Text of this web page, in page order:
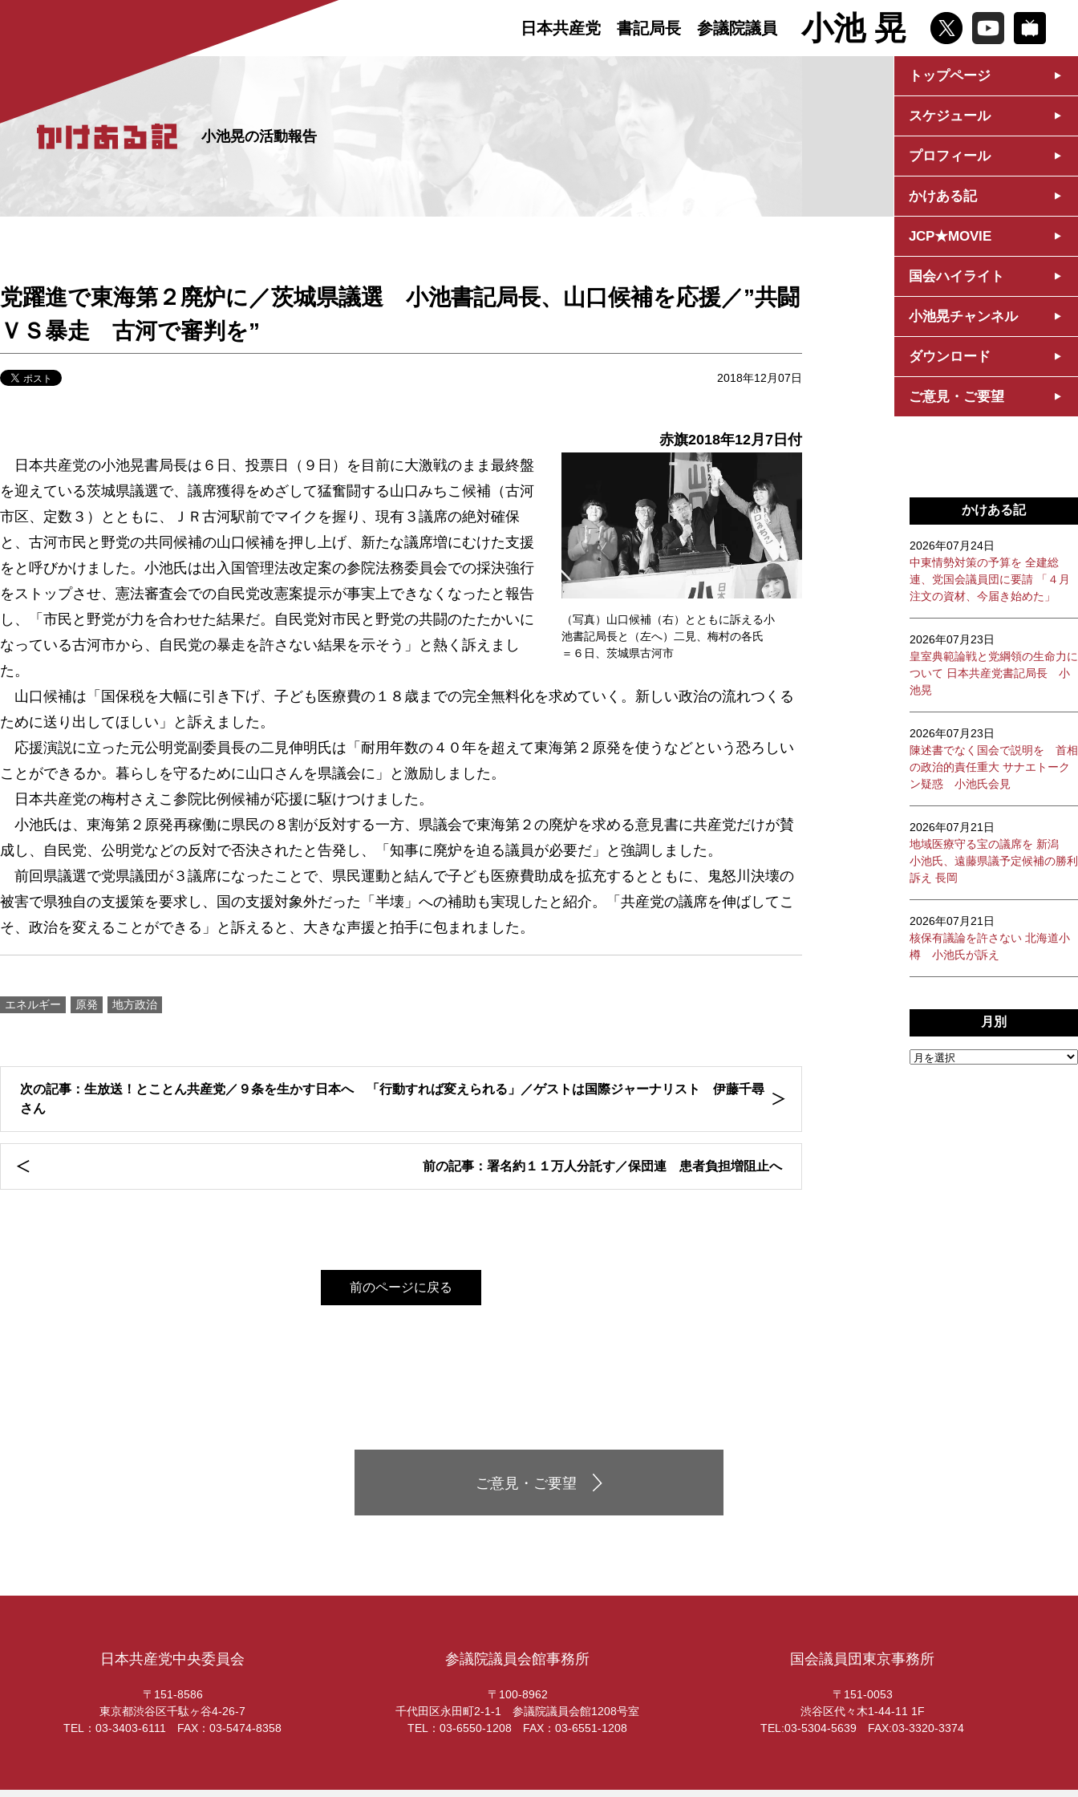
日本共産党 書記局長 参議院議員 小池 晃
トップページ
スケジュール
プロフィール
かけある記
JCP★MOVIE
国会ハイライト
小池晃チャンネル
ダウンロード
ご意見・ご要望
小池晃の活動報告
党躍進で東海第２廃炉に／茨城県議選 小池書記局長、山口候補を応援／”共闘
ＶＳ暴走 古河で審判を”
2018年12月07日
赤旗2018年12月7 日付
（写真）山口候補（右）とともに訴える小
池書記局長と（左へ）二見、梅村の各氏
＝６日、茨城県古河市
日本共産党の小池晃書局長は６日、投票日（９日）を目前に大激戦のまま最終盤
を迎えている茨城県議選で、議席獲得をめざして猛奮闘する山口みちこ候補（古河
市区、定数３）とともに、ＪＲ古河駅前でマイクを握り、現有３議席の絶対確保
と、古河市民と野党の共同候補の山口候補を押し上げ、新たな議席増にむけた支援
をと呼びかけました。小池氏は出入国管理法改定案の参院法務委員会での採決強行
をストップさせ、憲法審査会での自民党改憲案提示が事実上できなくなったと報告
し、「市民と野党が力を合わせた結果だ。自民党対市民と野党の共闘のたたかいに
なっている古河市から、自民党の暴走を許さない結果を示そう」と熱く訴えまし
た。
山口候補は「国保税を大幅に引き下げ、子ども医療費の１８歳までの完全無料化を求めていく。新しい政治の流れつくる
ために送り出してほしい」と訴えました。
応援演説に立った元公明党副委員長の二見伸明氏は「耐用年数の４０年を超えて東海第２原発を使うなどという恐ろしい
ことができるか。暮らしを守るために山口さんを県議会に」と激励しました。
日本共産党の梅村さえこ参院比例候補が応援に駆けつけました。
小池氏は、東海第２原発再稼働に県民の８割が反対する一方、県議会で東海第２の廃炉を求める意見書に共産党だけが賛
成し、自民党、公明党などの反対で否決されたと告発し、「知事に廃炉を迫る議員が必要だ」と強調しました。
前回県議選で党県議団が３議席になったことで、県民運動と結んで子ども医療費助成を拡充するとともに、鬼怒川決壊の
被害で県独自の支援策を要求し、国の支援対象外だった「半壊」への補助も実現したと紹介。「共産党の議席を伸ばしてこ
そ、政治を変えることができる」と訴えると、大きな声援と拍手に包まれました。
エネルギー 原発 地方政治
次の記事：生放送！とことん共産党／９条を生かす日本へ 「行動すれば変えられる」／ゲストは国際ジャーナリスト 伊藤千尋
さん
前の記事：署名約１１万人分託す／保団連 患者負担増阻止へ
前のページに戻る
かけある記
2026年07月24日
中東情勢対策の予算を 全建総
連、党国会議員団に要請 「４月
注文の資材、今届き始めた」
2026年07月23日
皇室典範論戦と党綱領の生命力に
ついて 日本共産党書記局長 小
池晃
2026年07月23日
陳述書でなく国会で説明を 首相
の政治的責任重大 サナエトーク
ン疑惑 小池氏会見
2026年07月21日
地域医療守る宝の議席を 新潟
小池氏、遠藤県議予定候補の勝利
訴え 長岡
2026年07月21日
核保有議論を許さない 北海道小
樽 小池氏が訴え
月別
ご意見・ご要望
日本共産党中央委員会
〒151-8586
東京都渋谷区千駄ヶ谷4-26-7
TEL：03-3403-6111 FAX：03-5474-8358
参議院議員会館事務所
〒100-8962
千代田区永田町2-1-1 参議院議員会館1208号室
TEL：03-6550-1208 FAX：03-6551-1208
国会議員団東京事務所
〒151-0053
渋谷区代々木1-44-11 1F
TEL:03-5304-5639 FAX:03-3320-3374